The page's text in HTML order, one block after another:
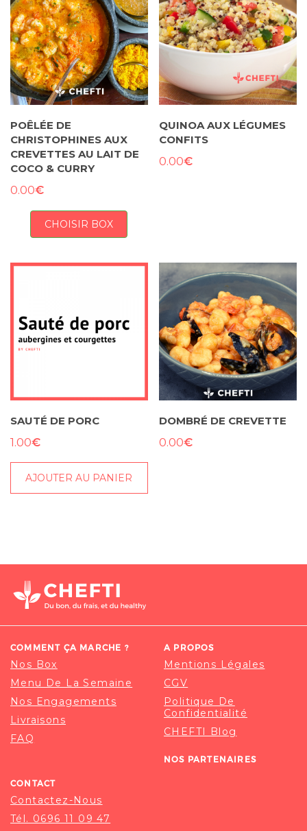
POÊLÉE DE
CHRISTOPHINES AUX
CREVETTES AU LAIT DE
COCO & CURRY
0.00€
CHOISIR BOX
QUINOA AUX LÉGUMES
CONFITS
0.00€
SAUTÉ DE PORC
1.00€
AJOUTER AU PANIER
DOMBRÉ DE CREVETTE
0.00€
COMMENT ÇA MARCHE ?
Nos Box
Menu De La Semaine
Nos Engagements
Livraisons
FAQ
A PROPOS
Mentions Légales
CGV
Politique De
Confidentialité
CHEFTI Blog
NOS PARTENAIRES
CONTACT
Contactez-Nous
Tél. 0696 11 09 47